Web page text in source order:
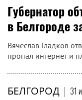
Губернатор
в Белгороде
Вячеслав Гладков
пропал интернет и
БЕЛГОРОД | 31